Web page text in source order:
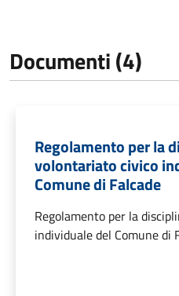
Documenti (4)
Regolamento per la
volontariato civico
Comune di Falcade
Regolamento per la
individuale del Comune di